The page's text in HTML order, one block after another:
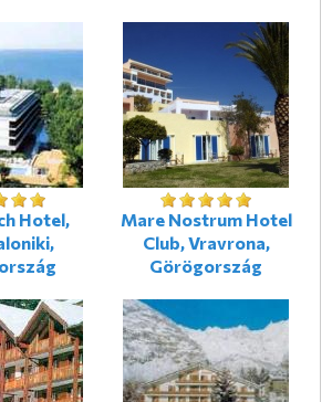
Hotel,
Mare Nostrum Hotel
Club, Vravrona,
Görögország